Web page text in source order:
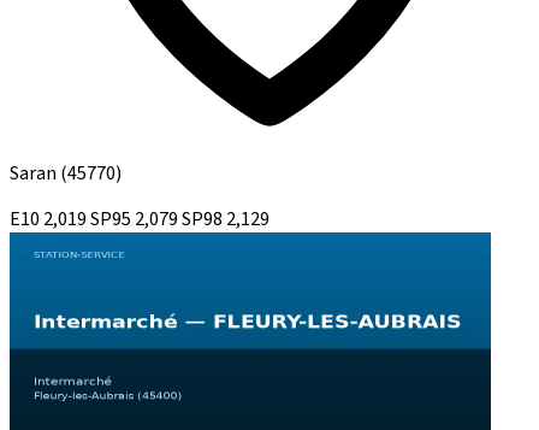
Saran (45770)
E10 2,019SP95 2,079SP98 2,129